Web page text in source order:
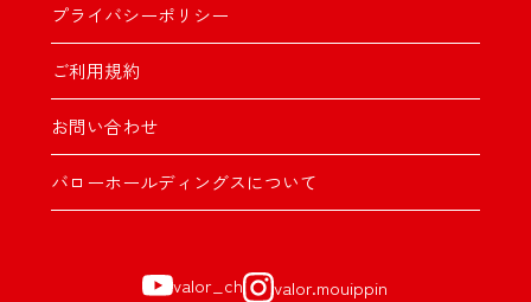
プライバシーポリシー
ご利用規約
お問い合わせ
バローホールディングスについて
valor_ch valor.mouippin